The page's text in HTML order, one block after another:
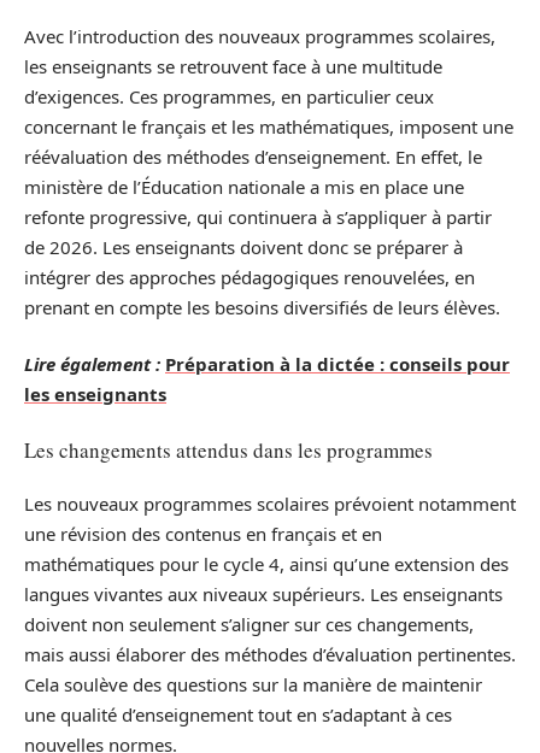
Avec l’introduction des nouveaux programmes scolaires,
les enseignants se retrouvent face à une multitude
d’exigences. Ces programmes, en particulier ceux
concernant le français et les mathématiques, imposent une
réévaluation des méthodes d’enseignement. En effet, le
ministère de l’Éducation nationale a mis en place une
refonte progressive, qui continuera à s’appliquer à partir
de 2026. Les enseignants doivent donc se préparer à
intégrer des approches pédagogiques renouvelées, en
prenant en compte les besoins diversifiés de leurs élèves.
Lire également : Préparation à la dictée : conseils pour
les enseignants
Les changements attendus dans les programmes
Les nouveaux programmes scolaires prévoient notamment
une révision des contenus en français et en
mathématiques pour le cycle 4, ainsi qu’une extension des
langues vivantes aux niveaux supérieurs. Les enseignants
doivent non seulement s’aligner sur ces changements,
mais aussi élaborer des méthodes d’évaluation pertinentes.
Cela soulève des questions sur la manière de maintenir
une qualité d’enseignement tout en s’adaptant à ces
nouvelles normes.